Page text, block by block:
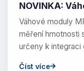
NOVINKA:
Váhové moduly
měření hmotnosti
určeny k integraci
Číst více